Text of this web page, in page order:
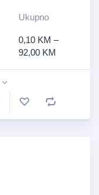
Ukupno
0,10 KM –
92,00 KM